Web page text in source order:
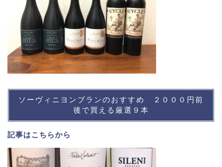
ソーヴィニヨンブランのおすすめ ２０００円前
後で買える厳選９本
記事はこちらから